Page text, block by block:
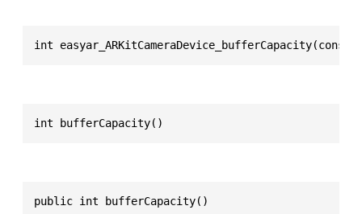
int easyar_ARKitCameraDevice_bufferCapacity(const
int bufferCapacity()
public int bufferCapacity()